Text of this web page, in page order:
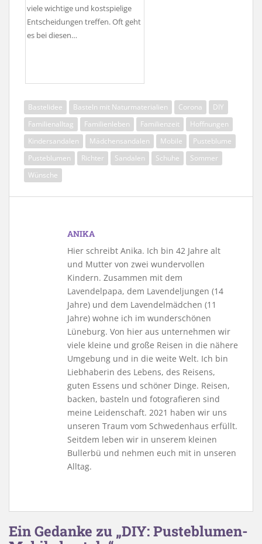
viele wichtige und kostspielige
Entscheidungen treffen. Oft geht
es bei diesen…
Bastelidee Basteln mit Naturmaterialien Corona
DIY
Familienalltag
Familienleben Familienzeit
Hoffnungen
Kindersandalen
Mädchensandalen Mobile
Pusteblume
Pusteblumen
Richter Sandalen Schuhe
Sommer
Wünsche
ANIKA
Hier schreibt Anika. Ich bin 42 Jahre alt
und Mutter von zwei wundervollen
Kindern. Zusammen mit dem
Lavendelpapa, dem Lavendeljungen (14
Jahre) und dem Lavendelmädchen (11
Jahre) wohne ich im wunderschönen
Lüneburg. Von hier aus unternehmen wir
viele kleine und große Reisen in die nähere
Umgebung und in die weite Welt. Ich bin
Liebhaberin des Lebens, des Reisens,
guten Essens und schöner Dinge. Reisen,
backen, basteln und fotografieren sind
meine Leidenschaft. 2021 haben wir uns
unseren Traum vom Schwedenhaus erfüllt.
Seitdem leben wir in unserem kleinen
Bullerbü und nehmen euch mit in unseren
Alltag.
Ein Gedanke zu „DIY: Pusteblumen-